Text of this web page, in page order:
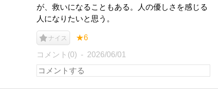
が、救いになることもある。人の優しさを感じる
人になりたいと思う。
ナイス ★6
コメント(0) 2026/06/01